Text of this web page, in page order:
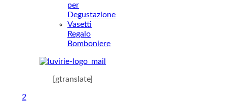
per
Degustazione
Vasetti
Regalo
Bomboniere
[gtranslate]
2